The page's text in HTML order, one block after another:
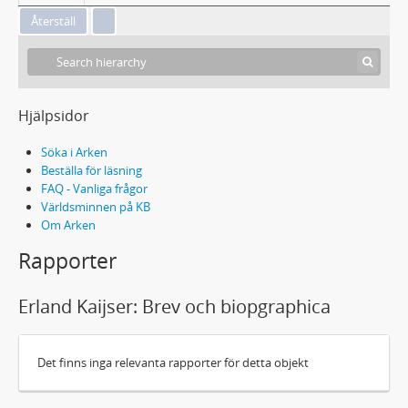
Hjälpsidor
Söka i Arken
Beställa för läsning
FAQ - Vanliga frågor
Världsminnen på KB
Om Arken
Rapporter
Erland Kaijser: Brev och biopgraphica
Det finns inga relevanta rapporter för detta objekt